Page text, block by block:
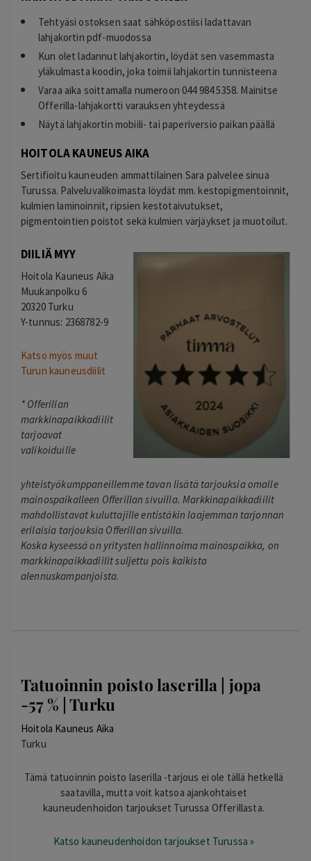
Tehtyäsi ostoksen saat sähköpostiisi ladattavan
lahjakortin pdf-muodossa
Kun olet ladannut lahjakortin, löydät sen vasemmasta
yläkulmasta koodin, joka toimii lahjakortin tunnisteena
Varaa aika soittamalla numeroon 044 984 5358. Mainitse
Offerilla-lahjakortti varauksen yhteydessä
Näytä lahjakortin mobiili- tai paperiversio paikan päällä
HOITOLA KAUNEUS AIKA
Sertifioitu kauneuden ammattilainen Sara palvelee sinua
Turussa. Palveluvalikoimasta löydät mm. kestopigmentoinnit,
kulmien laminoinnit, ripsien kestotaivutukset,
pigmentointien poistot sekä kulmien värjäykset ja muotoilut.
DIILIÄ MYY
Hoitola Kauneus Aika
Muukanpolku 6
20320 Turku
Y-tunnus: 2368782-9
Katso myös muut
Turun kauneusdiilit
* Offerillan
markkinapaikkadiilit
tarjoavat
valikoiduille
yhteistyökumppaneillemme tavan lisätä tarjouksia omalle
mainospaikalleen Offerillan sivuilla. Markkinapaikkadiilit
mahdollistavat kuluttajille entistäkin laajemman tarjonnan
erilaisia tarjouksia Offerillan sivuilla.
Koska kyseessä on yritysten hallinnoima mainospaikka, on
markkinapaikkadiilit suljettu pois kaikista
alennuskampanjoista.
Tatuoinnin poisto laserilla | jopa
-57 % | Turku
Hoitola Kauneus Aika
Turku
Tämä tatuoinnin poisto laserilla -tarjous ei ole tällä hetkellä
saatavilla, mutta voit katsoa ajankohtaiset
kauneudenhoidon tarjoukset Turussa Offerillasta.
Katso kauneudenhoidon tarjoukset Turussa »